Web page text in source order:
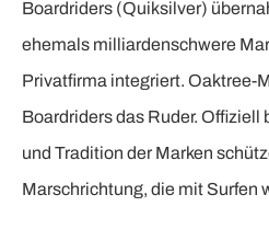
Boardriders (Quiksilver)
ehemals milliardenschwere
Privatfirma integriert. Oaktree-
Boardriders das Ruder.
und Tradition der Marken
Marschrichtung, die mit Surfen